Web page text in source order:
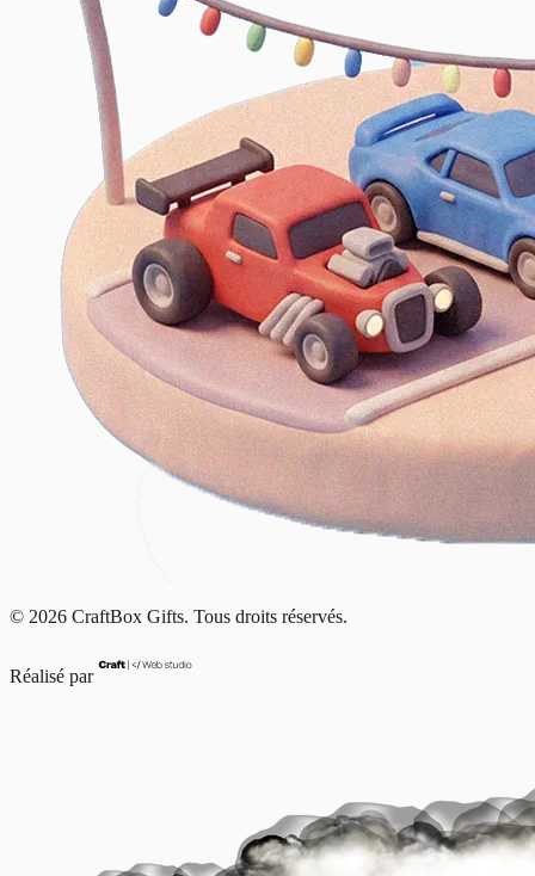
© 2026 CraftBox Gifts. Tous droits réservés.
Réalisé par